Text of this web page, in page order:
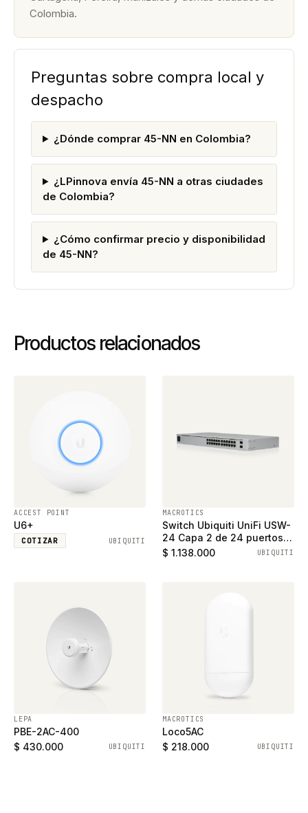
Colombia.
Preguntas sobre compra local y
despacho
¿Dónde comprar 45-NN en Colombia?
¿LPinnova envía 45-NN a otras ciudades
de Colombia?
¿Cómo confirmar precio y disponibilidad
de 45-NN?
Productos relacionados
ACCEST POINT
U6+
COTIZAR UBIQUITI
MACROTICS
Switch Ubiquiti UniFi USW-
24 Capa 2 de 24 puertos
ethernet gigabit y 2
$ 1.138.000 UBIQUITI
LEPA
PBE-2AC-400
$ 430.000
UBIQUITI
MACROTICS
Loco5AC
$ 218.000
UBIQUITI